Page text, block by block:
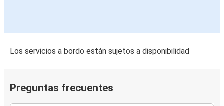
Los servicios a bordo están sujetos a disponibilidad
Preguntas frecuentes